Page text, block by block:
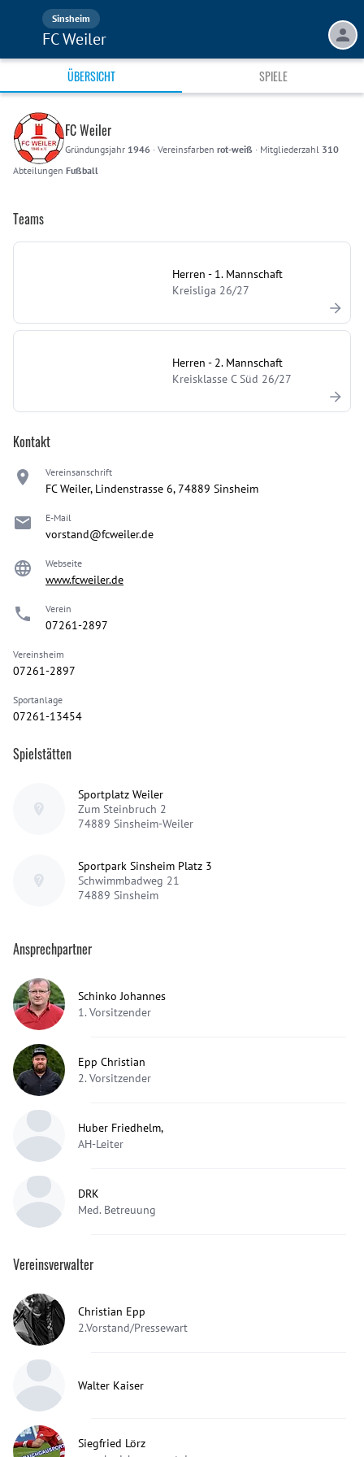
Sinsheim
FC Weiler
ÜBERSICHT SPIELE
FC Weiler
Gründungsjahr 1946 · Vereinsfarben rot-weiß · Mitgliederzahl 310
Abteilungen Fußball
Teams
Herren - 1. Mannschaft
Kreisliga 26/27
Herren - 2. Mannschaft
Kreisklasse C Süd 26/27
Kontakt
Vereinsanschrift
FC Weiler, Lindenstrasse 6, 74889 Sinsheim
E-Mail
vorstand@fcweiler.de
Webseite
www.fcweiler.de
Verein
07261-2897
Vereinsheim
07261-2897
Sportanlage
07261-13454
Spielstätten
Sportplatz Weiler
Zum Steinbruch 2
74889 Sinsheim-Weiler
Sportpark Sinsheim Platz 3
Schwimmbadweg 21
74889 Sinsheim
Ansprechpartner
Schinko Johannes
1. Vorsitzender
Epp Christian
2. Vorsitzender
Huber Friedhelm,
AH-Leiter
DRK
Med. Betreuung
Vereinsverwalter
Christian Epp
2.Vorstand/Pressewart
Walter Kaiser
Siegfried Lörz